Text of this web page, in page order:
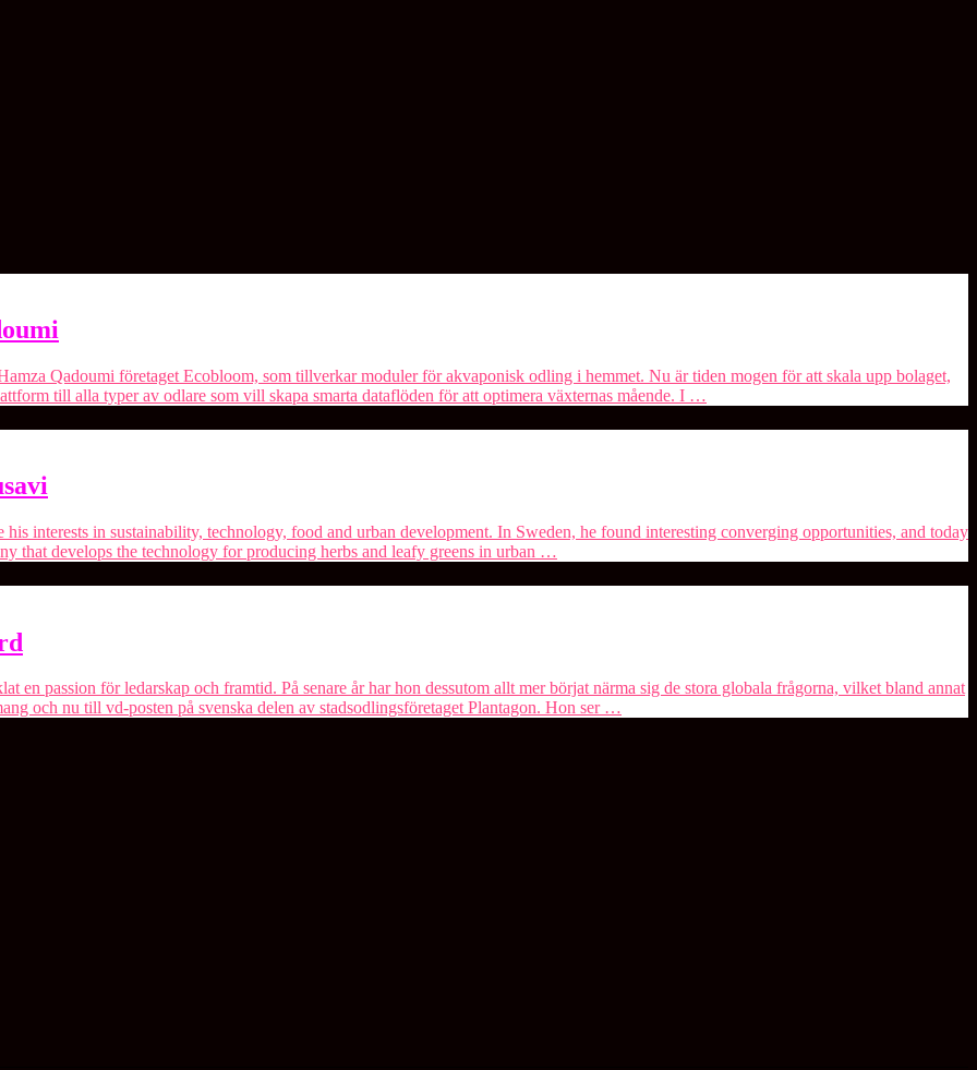
Qadoumi företaget Ecobloom, som tillverkar moduler för akvaponisk odling i hemmet. Nu är tiden mogen för att skala upp bolaget,
till alla typer av odlare som vill skapa smarta dataflöden för att optimera växternas mående. I …
interests in sustainability, technology, food and urban development. In Sweden, he found interesting converging opportunities, and today
that develops the technology for producing herbs and leafy greens in urban …
en passion för ledarskap och framtid. På senare år har hon dessutom allt mer börjat närma sig de stora globala frågorna, vilket bland annat
och nu till vd-posten på svenska delen av stadsodlingsföretaget Plantagon. Hon ser …